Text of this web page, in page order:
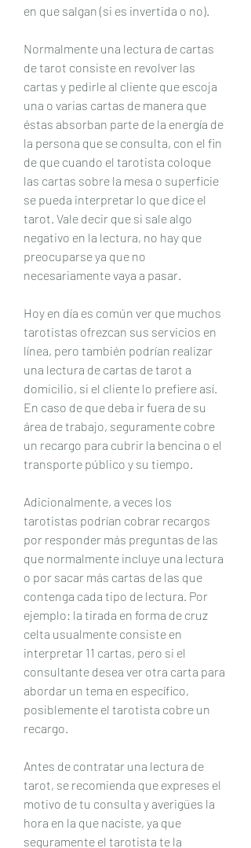
en que salgan (si es invertida o no).
Normalmente una lectura de cartas
de tarot consiste en revolver las
cartas y pedirle al cliente que escoja
una o varias cartas de manera que
éstas absorban parte de la energía de
la persona que se consulta, con el fin
de que cuando el tarotista coloque
las cartas sobre la mesa o superficie
se pueda interpretar lo que dice el
tarot. Vale decir que si sale algo
negativo en la lectura, no hay que
preocuparse ya que no
necesariamente vaya a pasar.
Hoy en día es común ver que muchos
tarotistas ofrezcan sus servicios en
línea, pero también podrían realizar
una lectura de cartas de tarot a
domicilio, si el cliente lo prefiere así.
En caso de que deba ir fuera de su
área de trabajo, seguramente cobre
un recargo para cubrir la bencina o el
transporte público y su tiempo.
Adicionalmente, a veces los
tarotistas podrían cobrar recargos
por responder más preguntas de las
que normalmente incluye una lectura
o por sacar más cartas de las que
contenga cada tipo de lectura. Por
ejemplo: la tirada en forma de cruz
celta usualmente consiste en
interpretar 11 cartas, pero si el
consultante desea ver otra carta para
abordar un tema en específico,
posiblemente el tarotista cobre un
recargo.
Antes de contratar una lectura de
tarot, se recomienda que expreses el
motivo de tu consulta y averigües la
hora en la que naciste, ya que
seguramente el tarotista te la